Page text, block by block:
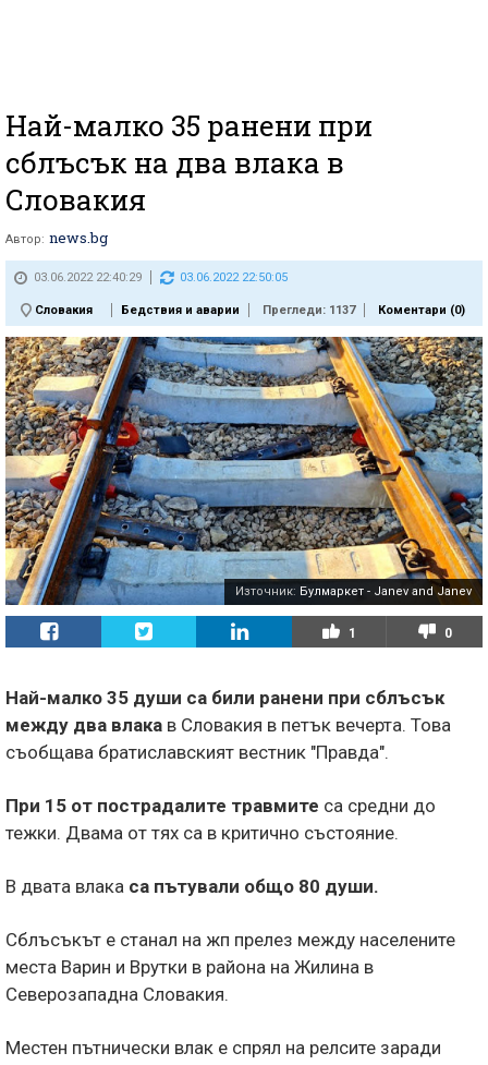
Най-малко 35 ранени при
сблъсък на два влака в
Словакия
Автор: news.bg
03.06.2022 22:40:29 03.06.2022 22:50:05
Словакия Бедствия и аварии Прегледи: 1137 Коментари (0)
Източник: Булмаркет - Janev and Janev
1 0
Най-малко 35 души са били ранени при сблъсък
между два влака в Словакия в петък вечерта. Това
съобщава братиславският вестник "Правда".
При 15 от пострадалите травмите са средни до
тежки. Двама от тях са в критично състояние.
В двата влака са пътували общо 80 души.
Сблъсъкът е станал на жп прелез между населените
места Варин и Врутки в района на Жилина в
Северозападна Словакия.
Местен пътнически влак е спрял на релсите заради